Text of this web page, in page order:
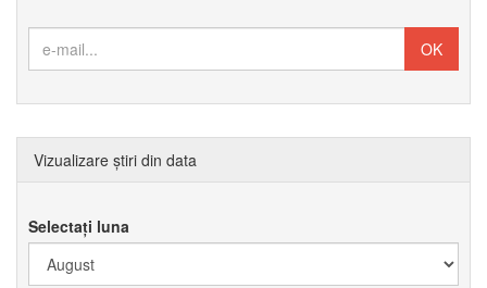
Vizualizare știri din data
Selectați luna